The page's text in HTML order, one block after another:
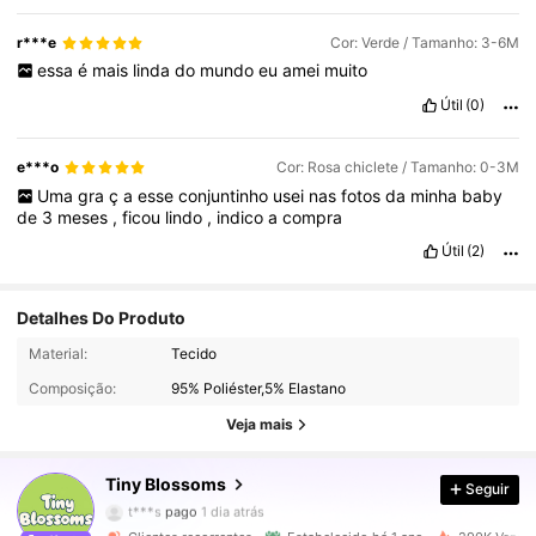
r***e Cor: Verde / Tamanho: 3-6M
essa é mais linda do mundo eu amei muito
Útil (0)
e***o Cor: Rosa chiclete / Tamanho: 0-3M
Uma gra ç a esse conjuntinho usei nas fotos da minha baby
de 3 meses ,ficou lindo , indicoacompra
Útil (2)
Detalhes Do Produto
Material:
Tecido
Composição:
95% Poliéster,5% Elastano
Veja mais
Tiny BIossoms
36K Seguidores
4,95
36K Seguidores
t***s pago 1 dia atrás
6 horas atrás
Seguir